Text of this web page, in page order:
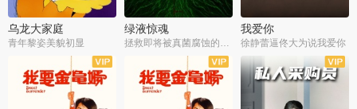
乌龙大家庭
青年黎姿美貌初显
绿液惊魂
拯救即将被真菌腐蚀的世界
我爱你
徐静蕾逼佟大为说我爱你